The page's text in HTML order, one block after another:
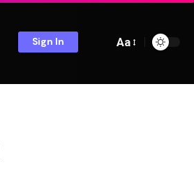
Sign In Aa